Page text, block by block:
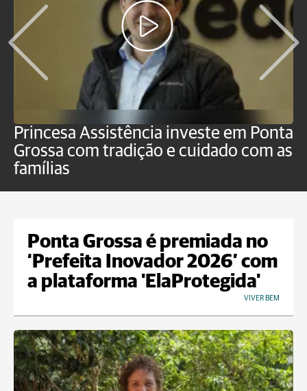
Princesa Assistência investe em Ponta
Grossa com tradição e cuidado com as
famílias
Ponta Grossa é premiada no
‘Prefeita Inovador 2026’ com
a plataforma 'ElaProtegida'
VIVER BEM